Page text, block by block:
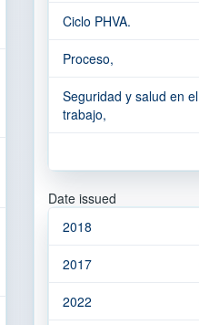
Ciclo PHVA.
Proceso,
Seguridad y salud en el
trabajo,
Date issued
2018
2017
2022